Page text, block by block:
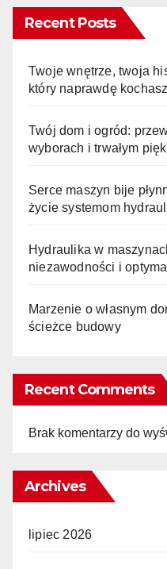
Recent Posts
Twoje wnętrze, twoja
który naprawdę kochasz
Twój dom i ogród:
wyborach i trwałym
Serce maszyn bije
życie systemom
Hydraulika w
niezawodności i
Marzenie o własnym
ścieżce budowy
Recent Comments
Brak komentarzy do
Archives
lipiec 2026